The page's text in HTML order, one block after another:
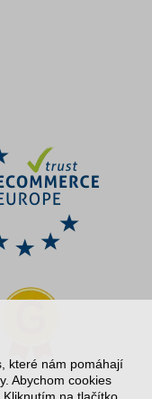
které nám pomáhají
Abychom cookies